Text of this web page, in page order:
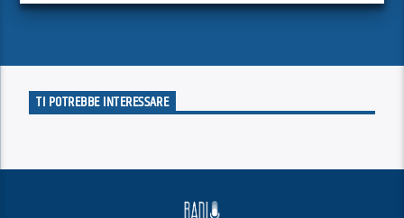
TI POTREBBE INTERESSARE